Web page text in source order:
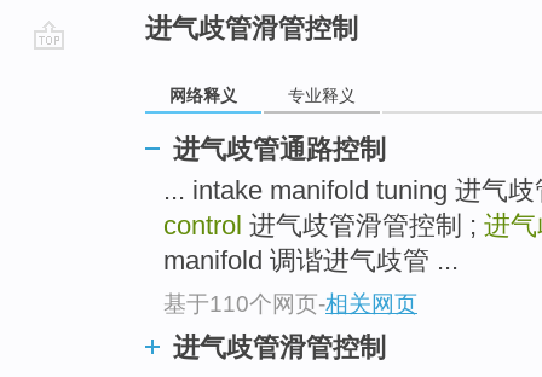
进气歧管滑管控制
网络释义 专业释义
进气歧管通路控制
... intake manifold tuning 进气
control 进气歧管滑管控制 ; 进
manifold 调谐进气歧管 ...
基于110个网页-相关网页
进气歧管滑管控制